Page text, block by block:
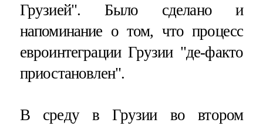
Грузией". Было сделано и
напоминание о том, что процесс
евроинтеграции Грузии "де-факто
приостановлен".
В среду в Грузии во втором